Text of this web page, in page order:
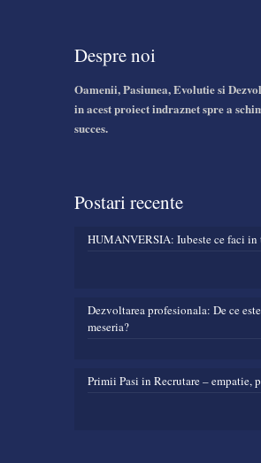
Despre noi
Oamenii, Pasiunea, Evolutie si
in acest proiect indraznet spre a
succes.
Postari recente
HUMANVERSIA: Iubeste ce faci in
Dezvoltarea profesionala: De ce
meseria?
Primii Pasi in Recrutare – empatie,